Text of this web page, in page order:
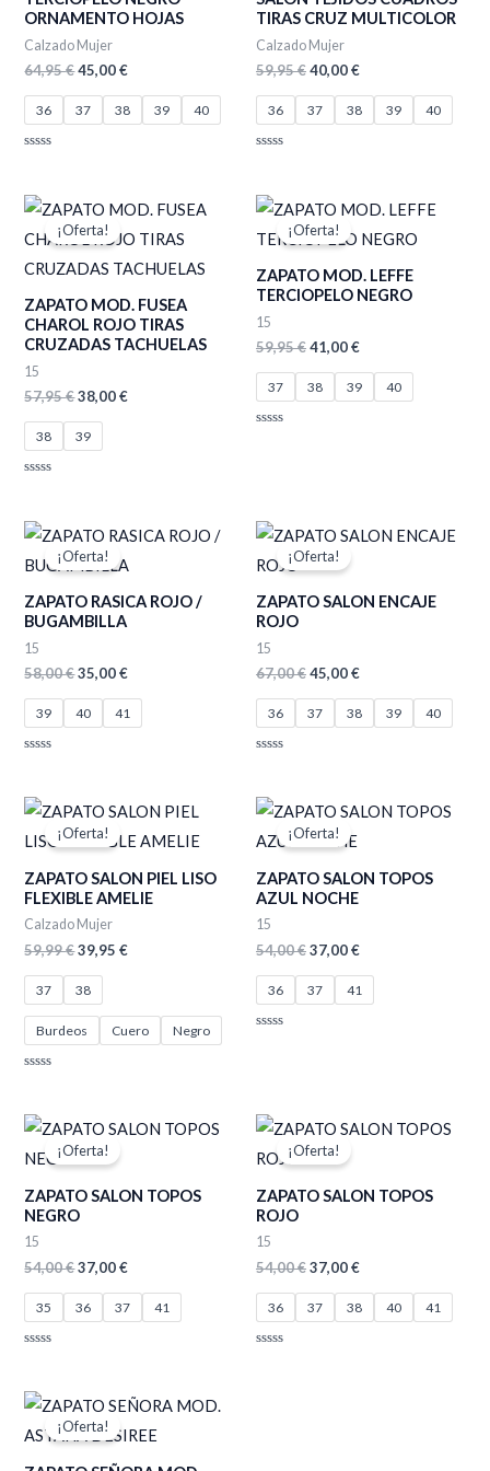
ORNAMENTO HOJAS
Calzado Mujer
64,95€45,00€
36 37 38 39 40
de
5
TIRAS CRUZ MULTICOLOR
Calzado Mujer
59,95€40,00€
36 37 38 39 40
de
5
¡Oferta!
ZAPATO MOD. FUSEA
CHAROL ROJO TIRAS
CRUZADAS TACHUELAS
15
57,95€
El
precio
original
57,95 €.
38,00€
El
precio
actual
38,00 €.
38 39
de
5
¡Oferta!
ZAPATO MOD. LEFFE
TERCIOPELO NEGRO
15
59,95€
El
precio
original
59,95 €.
41,00€
El
precio
actual
41,00 €.
37 38 39 40
¡Oferta!
ZAPATO RASICA ROJO /
BUGAMBILLA
15
58,00€
El
precio
original
58,00 €.
35,00€
El
precio
actual
35,00 €.
39 40 41
de
5
¡Oferta!
ZAPATO SALON ENCAJE
ROJO
15
67,00€
El
precio
original
67,00 €.
45,00€
El
precio
45,00 €.
36 37 38 39 40
de
5
¡Oferta!
ZAPATO SALON PIEL LISO
FLEXIBLE AMELIE
Calzado Mujer
59,99€
El
precio
original
59,99 €.
39,95€
El
precio
actual
39,95 €.
37 38
Burdeos Cuero Negro
de
5
¡Oferta!
ZAPATO SALON TOPOS
AZUL NOCHE
15
54,00€
El
precio
original
54,00 €.
37,00€
El
precio
37,00 €.
36 37 41
¡Oferta!
ZAPATO SALON TOPOS
NEGRO
15
54,00€
El
precio
original
54,00 €.
37,00€
El
precio
37,00 €.
35 36 37 41
de
5
¡Oferta!
ZAPATO SALON TOPOS
ROJO
15
54,00€
El
precio
original
54,00 €.
37,00€
El
precio
37,00 €.
36 37 38 40 41
¡Oferta!
El
precio
original
El
precio
actual